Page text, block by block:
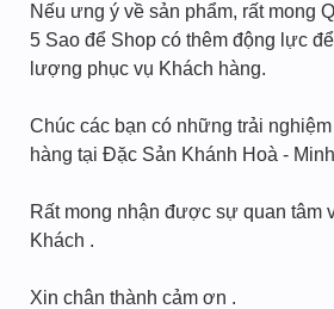
Nếu ưng ý về sản phẩm, rất mong
5 Sao để Shop có thêm động lực
lượng phục vụ Khách hàng.
Chúc các bạn có những trải
hàng tại Đặc Sản Khánh Hoà -
Rất mong nhận được sự quan tâm
Khách .
Xin chân thành cảm ơn .